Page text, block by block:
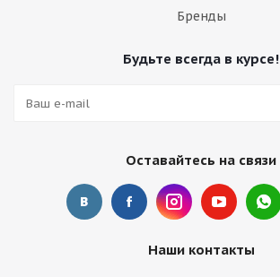
Бренды
Будьте всегда в курсе!
Оставайтесь на связи
Наши контакты